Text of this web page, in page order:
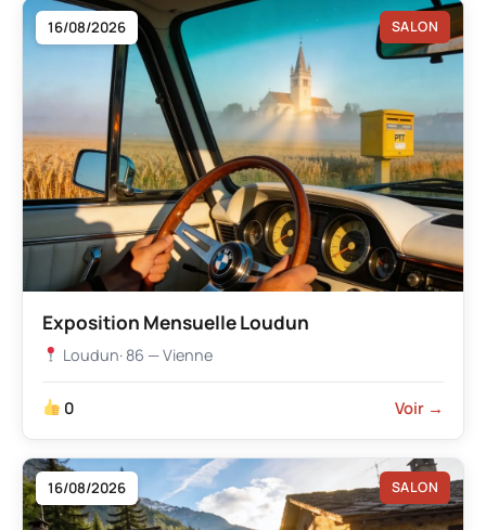
16/08/2026 SALON
Exposition Mensuelle Loudun
Loudun· 86 — Vienne
0 Voir →
16/08/2026 SALON